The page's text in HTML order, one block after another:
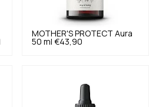
MOTHER'S PROTECT Aura
50 ml €43,90